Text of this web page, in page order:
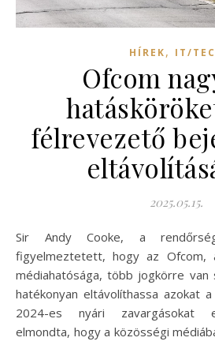
HÍREK, IT/
Ofcom
félrevezető
2025.05.15.
Sir Andy Cooke, a rendőrségi főfelügyelő, arra
figyelmeztetett, hogy az Ofcom,
médiahatósága, több jogkörre van
hatékonyan eltávolíthassa azokat
2024-es nyári zavargásokat
elmondta, hogy a közösségi